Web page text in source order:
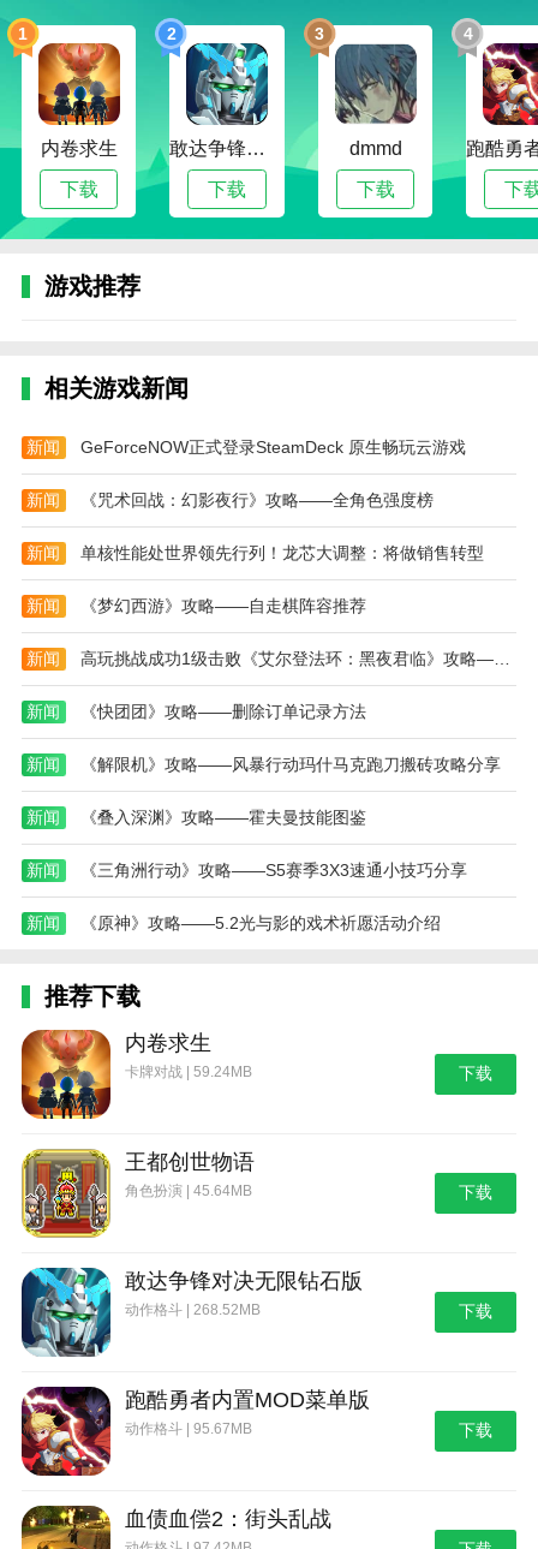
比赛需求选择最合适的赛车；
2、丰富的赛事与挑战：除了常规的竞速比赛，游
戏还提供了丰富的挑战模式，如时间赛、极限赛道等，
让玩家体验不同类型的赛事挑战；
3、赛车改装与个性化：通过赢得比赛，玩家可以
获得奖励，用于升级赛车的各项性能。还可以对赛车进
行外观定制，让每辆车都充满个性；
4、成就与奖励系统：通过完成各种任务和赛事，
玩家可以解锁新的赛车、赛道以及其他奖励，提升自己
像素拉力赛游戏优势
格，给玩家带来独特的视觉体验，让赛车竞速的乐趣与
怀旧感并存；
2、【丰富的赛道与挑战】每条赛道设计精巧，充
满不同的障碍和难度，玩家需要灵活操控赛车才能顺利
完成挑战；
3、【赛车改装与策略】赛车的升级与改装系统让
玩家能够根据赛道条件调整赛车性能，提升自己在比赛
中的优势；
4、【多人对战乐趣】全球玩家在线对战的模式，
让竞速更具挑战性和乐趣，通过与朋友和其他玩家较
量，赢得最终胜利。
像素拉力赛游戏测评
像素拉力赛游戏是一款极具创意的竞速游戏，结合
了经典的像素艺术风格与现代的赛车玩法。游戏中的多
样赛道设计和丰富的赛车改装系统让每一场比赛都充满
验自己的驾驶技巧和策略。同时，游戏的多人对战功能
乐趣。如果你喜欢经典的像素风格和充满挑战的赛车游
戏，像素拉力赛游戏无疑是一个不错的选择。
本站为您提供像素拉力赛的 手机游戏 ，欢迎大家
记住本站网址，本站是您下载安卓手游app最好的网
站！
1
内卷求生
下载
2
敢达争锋对决无限钻石版
下载
3
dmmd
下载
4
下
游戏推荐
相关游戏新闻
新闻 GeForceNOW正式登录SteamDeck 原生畅玩云游戏
新闻 《咒术回战：幻影夜行》攻略——全角色强度榜
新闻 单核性能处世界领先行列！龙芯大调整：将做销售转型
新闻 《梦幻西游》攻略——自走棋阵容推荐
新闻 高玩挑战成功1级击败《艾尔登法环：黑夜君临》攻略——夜王
新闻 《快团团》攻略——删除订单记录方法
新闻 《解限机》攻略——风暴行动玛什马克跑刀搬砖攻略分享
新闻 《叠入深渊》攻略——霍夫曼技能图鉴
新闻 《三角洲行动》攻略——S5赛季3X3速通小技巧分享
新闻 《原神》攻略——5.2光与影的戏术祈愿活动介绍
推荐下载
内卷求生
卡牌对战 | 59.24MB 下载
王都创世物语
角色扮演 | 45.64MB 下载
敢达争锋对决无限钻石版
动作格斗 | 268.52MB 下载
跑酷勇者内置MOD菜单版
动作格斗 | 95.67MB 下载
血债血偿2：街头乱战